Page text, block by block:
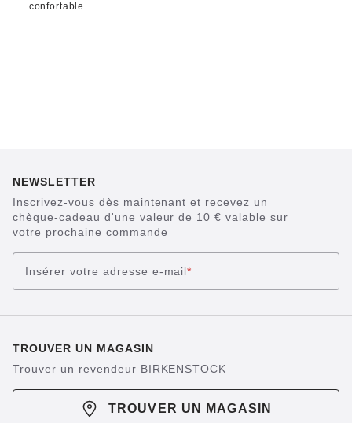
confortable.
NEWSLETTER
Inscrivez-vous dès maintenant et recevez un
chèque-cadeau d'une valeur de 10 € valable sur
votre prochaine commande
Insérer votre adresse e-mail*
TROUVER UN MAGASIN
Trouver un revendeur BIRKENSTOCK
TROUVER UN MAGASIN